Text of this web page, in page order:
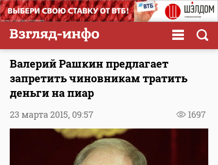
Валерий Рашкин предлагает
запретить чиновникам тратить
деньги на пиар
1697
23 марта 2015, 09:57